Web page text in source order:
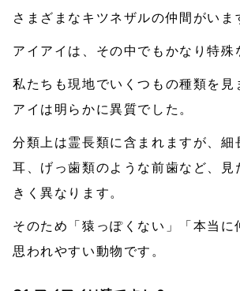
さまざまなキツネザルの仲間がいま
アイアイは、その中でもかなり特殊
私たちも現地でいくつもの種類を見
アイは明らかに異質でした。
分類上は霊長類に含まれますが、細
耳、げっ歯類のような前歯など、見
きく異なります。
そのため「猿っぽくない」「本当に
思われやすい動物です。